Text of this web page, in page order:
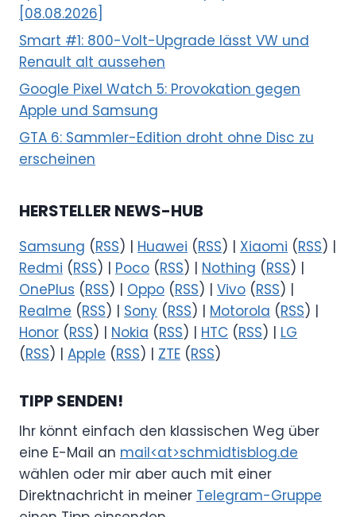
[08.08.2026]
Smart #1: 800-Volt-Upgrade lässt VW und
Renault alt aussehen
Google Pixel Watch 5: Provokation gegen
Apple und Samsung
GTA 6: Sammler-Edition droht ohne Disc zu
erscheinen
HERSTELLER NEWS-HUB
Samsung (RSS) | Huawei (RSS) | Xiaomi (RSS) |
Redmi (RSS) | Poco (RSS) | Nothing (RSS) |
OnePlus (RSS) | Oppo (RSS) | Vivo (RSS) |
Realme (RSS) | Sony (RSS) | Motorola (RSS) |
Honor (RSS) | Nokia (RSS) | HTC (RSS) | LG
(RSS) | Apple (RSS) | ZTE (RSS)
TIPP SENDEN!
Ihr könnt einfach den klassischen Weg über
eine E-Mail an mail<at>schmidtisblog.de
wählen oder mir aber auch mit einer
Direktnachricht in meiner Telegram-Gruppe